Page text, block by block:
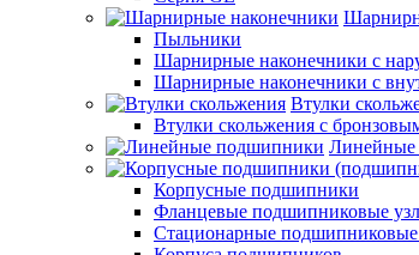
Пыльники
Шарнирные наконечники с
Шарнирные наконечники с
Втулки
Втулки скольжения с
Корпусные подшипники
Фланцевые подшипниковые
Стационарные